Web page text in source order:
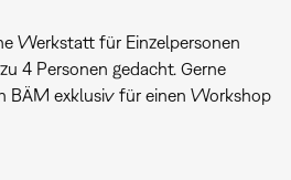
Werkstatt für Einzelpersonen
4 Personen gedacht. Gerne
BÄM exklusiv für einen Workshop